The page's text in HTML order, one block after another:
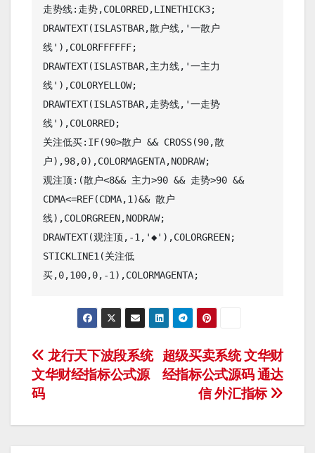
走势线:走势,COLORRED,LINETHICK3;
DRAWTEXT(ISLASTBAR,散户线,'一散户
线'),COLORFFFFFF;
DRAWTEXT(ISLASTBAR,主力线,'一主力
线'),COLORYELLOW;
DRAWTEXT(ISLASTBAR,走势线,'一走势
线'),COLORRED;
关注低买:IF(90>散户 && CROSS(90,散
户),98,0),COLORMAGENTA,NODRAW;
观注顶:(散户<8&& 主力>90 && 走势>90 &&
CDMA<=REF(CDMA,1)&& 散户
线),COLORGREEN,NODRAW;
DRAWTEXT(观注顶,-1,'◆'),COLORGREEN;
STICKLINE1(关注低
文
章
导
超级买卖系统 文华财
经指标公式源码 通达
信 外汇指标
龙行天下波段系统
文华财经指标公式源
码